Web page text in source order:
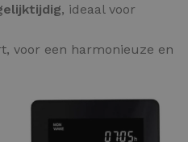
, ideaal voor
voor een harmonieuze en